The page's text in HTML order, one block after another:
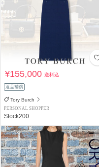
¥155,000送料込
返品補償
Tory Burch
PERSONAL SHOPPER
Stock200